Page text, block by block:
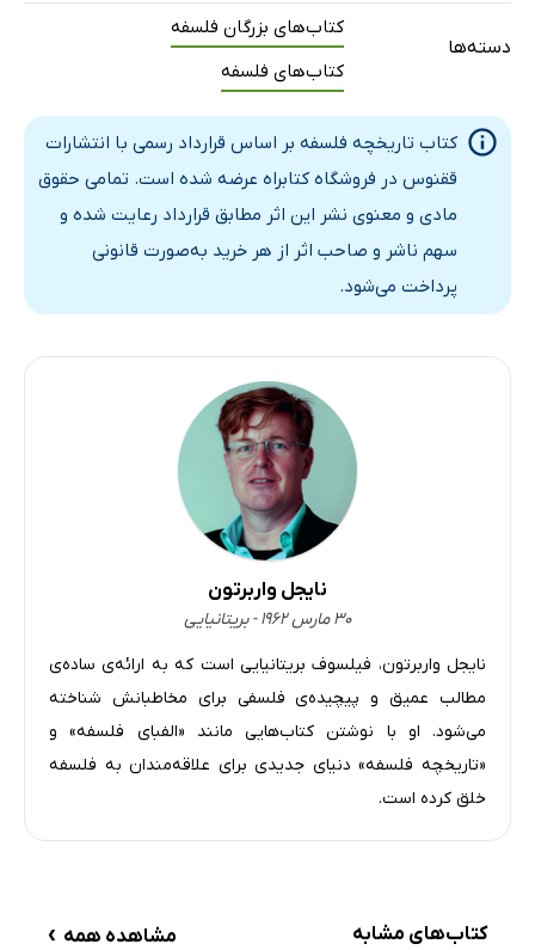
22: شمه‌هایی از واقعیت: آرتور شوپنهاور
26: خُب که چه؟: سی. اس. پرس و ویلیام جیمز
دسته‌ها
کتاب‌های بزرگان فلسفه
کتاب‌های فلسفه
کتاب تاریخچه فلسفه بر اساس قرارداد رسمی با انتشارات
ققنوس در فروشگاه کتابراه عرضه شده است. تمامی حقوق
مادی و معنوی نشر این اثر مطابق قرارداد رعایت شده و
سهم ناشر و صاحب اثر از هر خرید به‌صورت قانونی
پرداخت می‌شود.
نایجل واربرتون
۳۰ مارس ۱۹۶۲ - بریتانیایی
نایجل واربرتون، فیلسوف بریتانیایی است که به ارائه‌ی ساده‌ی
مطالب عمیق و پیچیده‌ی فلسفی برای مخاطبانش شناخته
می‌شود. او با نوشتن کتاب‌هایی مانند «الفبای فلسفه» و
«تاریخچه فلسفه» دنیای جدیدی برای علاقه‌مندان به فلسفه
خلق کرده است.
کتاب‌های مشابه مشاهده همه ›